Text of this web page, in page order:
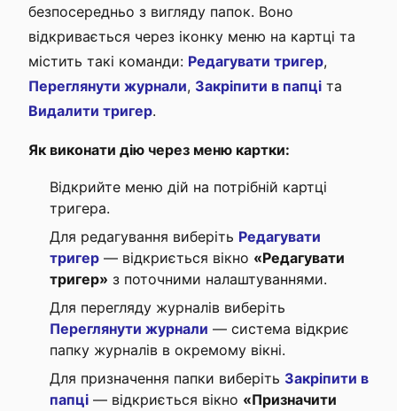
безпосередньо з вигляду папок. Воно
відкривається через іконку меню на картці та
містить такі команди: Редагувати тригер,
Переглянути журнали, Закріпити в папці та
Видалити тригер.
Як виконати дію через меню картки:
Відкрийте меню дій на потрібній картці
тригера.
Для редагування виберіть Редагувати
тригер — відкриється вікно «Редагувати
тригер» з поточними налаштуваннями.
Для перегляду журналів виберіть
Переглянути журнали — система відкриє
папку журналів в окремому вікні.
Для призначення папки виберіть Закріпити в
папці — відкриється вікно «Призначити